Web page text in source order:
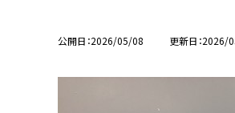
公開日 2026/05/08 更新日 2026/